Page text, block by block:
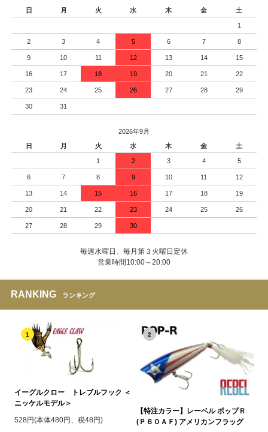
日
月 火 水 木 金 土
1
2 3 4 5 6 7 8
9 10 11 12 13 14 15
16 17 18 19 20 21 22
23 24 25 26 27 28 29
30 31
2026年9月
日
月 火 水 木 金 土
1 2 3 4 5
6 7 8 9 10 11 12
13 14 15 16 17 18 19
20 21 22 23 24 25 26
27 28 29 30
毎週水曜日、毎月第３火曜日定休
営業時間10:00～20:00
RANKING ランキング
1
イーグルクロー トレブルフック ＜
ニッケルモデル＞
528円(本体480円、税48円)
2
【特注カラー】レーベル ポップＲ
(Ｐ６０ＡＦ) アメリカンフラッグ